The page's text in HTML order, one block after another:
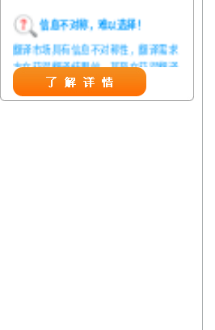
信息不对称，难以选择！
翻译市场具有信息不对称性，翻译需求
方在获得翻译结果前，甚至在获得翻译
结果后，都无法准确判定翻译质量。从
而给劣质翻译者提供了一定生存条件，